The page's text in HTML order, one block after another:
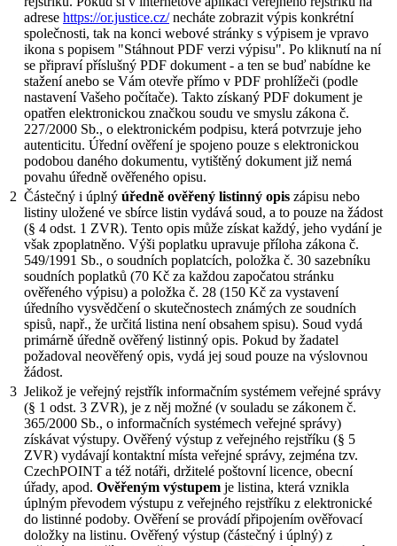
adrese https://or.justice.cz/necháte zobrazit výpis konkrétní
společnosti, tak na konci webové stránky s výpisem je vpravo
ikona s popisem "Stáhnout PDF verzi výpisu". Po kliknutí na ní
se připraví příslušný PDF dokument - a ten se buď nabídne ke
stažení anebo se Vám otevře přímo v PDF prohlížeči (podle
nastavení Vašeho počítače). Takto získaný PDF dokument je
opatřen elektronickou značkou soudu ve smyslu zákona č.
227/2000 Sb., o elektronickém podpisu, která potvrzuje jeho
autenticitu. Úřední ověření je spojeno pouze s elektronickou
podobou daného dokumentu, vytištěný dokument již nemá
povahu úředně ověřeného opisu.
2 Částečný i úplný úředně ověřený listinný opis zápisu nebo
listiny uložené ve sbírce listin vydává soud, a to pouze na žádost
(§ 4 odst. 1 ZVR). Tento opis může získat každý, jeho vydání je
však zpoplatněno. Výši poplatku upravuje příloha zákona č.
549/1991 Sb., o soudních poplatcích, položka č. 30 sazebníku
soudních poplatků (70 Kč za každou započatou stránku
ověřeného výpisu) a položka č. 28 (150 Kč za vystavení
úředního vysvědčení o skutečnostech známých ze soudních
spisů, např., že určitá listina není obsahem spisu). Soud vydá
primárně úředně ověřený listinný opis. Pokud by žadatel
požadoval neověřený opis, vydá jej soud pouze na výslovnou
žádost.
3 Jelikož je veřejný rejstřík informačním systémem veřejné správy
(§ 1 odst. 3 ZVR), je z něj možné (v souladu se zákonem č.
365/2000 Sb., o informačních systémech veřejné správy)
získávat výstupy. Ověřený výstup z veřejného rejstříku (§ 5
ZVR) vydávají kontaktní místa veřejné správy, zejména tzv.
CzechPOINT a též notáři, držitelé poštovní licence, obecní
úřady, apod. Ověřeným výstupem je listina, která vznikla
úplným převodem výstupu z veřejného rejstříku z elektronické
do listinné podoby. Ověření se provádí připojením ověřovací
doložky na listinu. Ověřený výstup (částečný i úplný) z